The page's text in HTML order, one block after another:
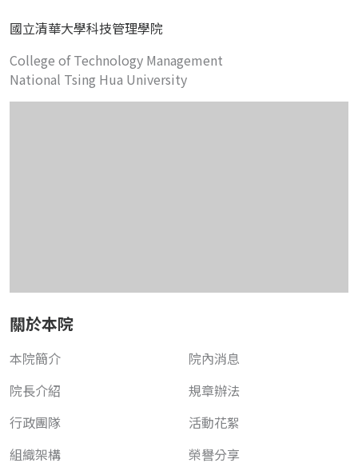
國立清華大學科技管理學院
College of Technology Management
National Tsing Hua University
關於本院
本院簡介
院長介紹
行政團隊
組織架構
院內消息
規章辦法
活動花絮
榮譽分享